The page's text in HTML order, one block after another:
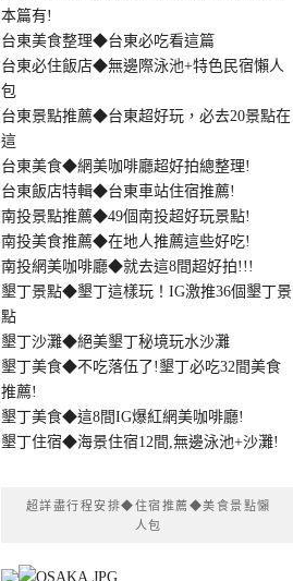
本篇有!
台東美食整理◆台東必吃看這篇
台東必住飯店◆無邊際泳池+特色民宿懶人
包
台東景點推薦◆台東超好玩，必去20景點在
這
台東美食◆網美咖啡廳超好拍總整理!
台東飯店特輯◆台東車站住宿推薦!
南投景點推薦◆49個南投超好玩景點!
南投美食推薦◆在地人推薦這些好吃!
南投網美咖啡廳◆就去這8間超好拍!!!
墾丁景點◆墾丁這樣玩！IG激推36個墾丁景
點
墾丁沙灘◆絕美墾丁秘境玩水沙灘
墾丁美食◆不吃落伍了!墾丁必吃32間美食
推薦!
墾丁美食◆這8間IG爆紅網美咖啡廳!
墾丁住宿◆海景住宿12間,無邊泳池+沙灘!
超詳盡行程安排◆住宿推薦◆美食景點懶
人包